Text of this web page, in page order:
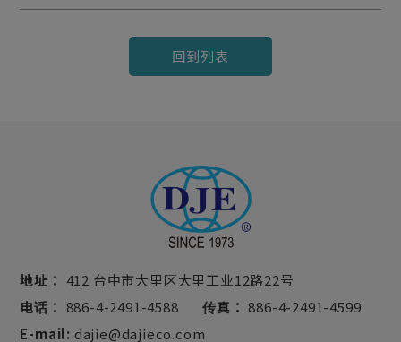
回到列表
地址： 412 台中市大里区大里工业12路22号
电话： 886-4-2491-4588 传真： 886-4-2491-4599
E-mail: dajie@dajieco.com